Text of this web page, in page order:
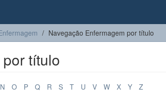
Navegação Enfermagem por título
título
N O P Q R S T U V W X Y Z